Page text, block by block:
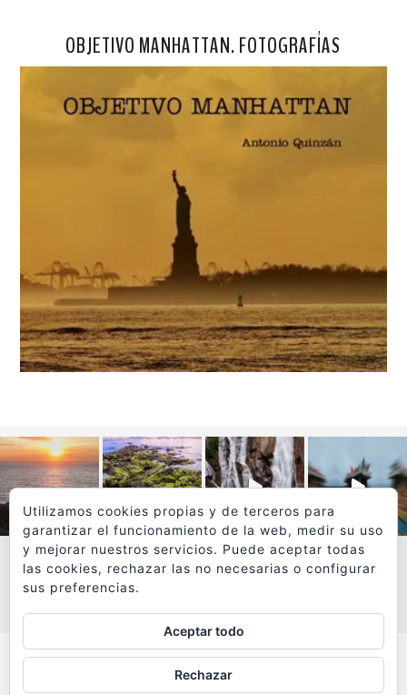
OBJETIVO MANHATTAN. FOTOGRAFÍAS
VER MÁS
Todos los textos y fotografías de
Utilizamos cookies propias y de terceros para
garantizar el funcionamiento de la web, medir su uso
y mejorar nuestros servicios. Puede aceptar todas
las cookies, rechazar las no necesarias o configurar
sus preferencias.
Aceptar todo
Rechazar